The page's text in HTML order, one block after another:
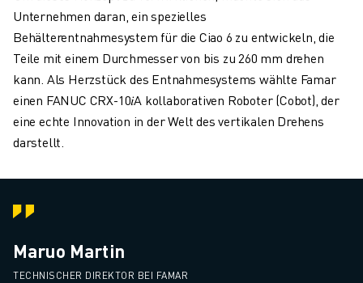
Unternehmen daran, ein spezielles
Behälterentnahmesystem für die Ciao 6 zu entwickeln, die
Teile mit einem Durchmesser von bis zu 260 mm drehen
kann. Als Herzstück des Entnahmesystems wählte Famar
einen FANUC CRX-10𝑖A kollaborativen Roboter (Cobot), der
eine echte Innovation in der Welt des vertikalen Drehens
darstellt.
Maruo Martin
TECHNISCHER DIREKTOR BEI FAMAR